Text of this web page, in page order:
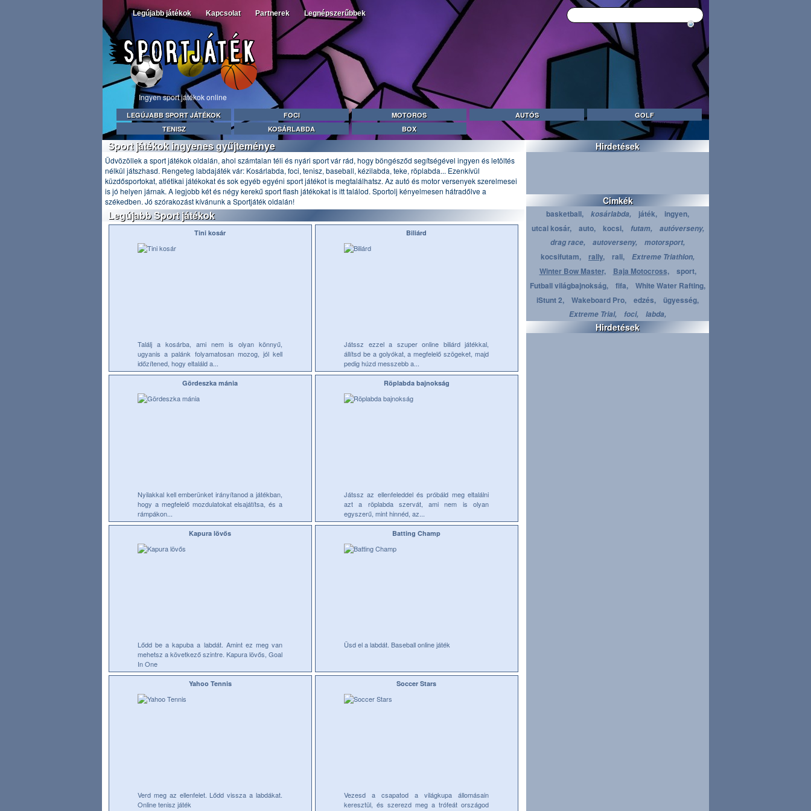
Legújabb játékok Kapcsolat Partnerek Legnépszerűbbek
Ingyen sport játékok online
LEGÚJABB SPORT JÁTÉKOK FOCI MOTOROS AUTÓS
GOLF
TENISZ
KOSÁRLABDA BOX
Sport játékok ingyenes gyűjteménye
Üdvözöllek a sport játékok oldalán, ahol számtalan téli és nyári sport vár rád, hogy böngésződ segítségével ingyen és letöltés
nélkül játszhasd. Rengeteg labdajáték vár: Kosárlabda, foci, tenisz, baseball, kézilabda, teke, röplabda... Ezenkívül
küzdősportokat, atlétikai játékokat és sok egyéb egyéni sport játékot is megtalálhatsz. Az autó és motor versenyek szerelmesei
is jó helyen járnak. A legjobb két és négy kerekű sport flash játékokat is itt találod. Sportolj kényelmesen hátradőlve a
székedben. Jó szórakozást kívánunk a Sportjáték oldalán!
Legújabb Sport játékok
Tini kosár
Találj a kosárba, ami nem is olyan könnyű,
ugyanis a palánk folyamatosan mozog, jól kell
időzítened, hogy eltaláld a...
Biliárd
Játssz ezzel a szuper online biliárd játékkal,
állítsd be a golyókat, a megfelelő szögeket, majd
pedig húzd messzebb a...
Gördeszka mánia
Nyilakkal kell emberünket irányítanod a játékban,
hogy a megfelelő mozdulatokat elsajátítsa, és a
rámpákon...
Röplabda bajnokság
Játssz az ellenfeleddel és próbáld meg eltalálni
azt a röplabda szervát, ami nem is olyan
egyszerű, mint hinnéd, az...
Kapura lövős
Lődd be a kapuba a labdát. Amint ez meg van
mehetsz a következő szintre. Kapura lövős, Goal
In One
Batting Champ
Üsd el a labdát. Baseball online játék
Yahoo Tennis
Verd meg az ellenfelet. Lődd vissza a labdákat.
Online tenisz játék
Soccer Stars
Vezesd a csapatod a világkupa állomásain
keresztül, és szerezd meg a trófeát országod
Hirdetések
Cimkék
basketball, kosárlabda, játék,
ingyen,
utcai kosár,
auto, kocsi, futam,
autóverseny,
drag race,
autoverseny, motorsport,
kocsifutam, rally, rali, Extreme Triathlon,
Winter Bow Master, Baja Motocross,
sport,
Futball világbajnokság,
fifa,
White Water Rafting,
iStunt 2,
Wakeboard Pro, edzés, ügyesség,
Extreme Trial, foci, labda,
Hirdetések